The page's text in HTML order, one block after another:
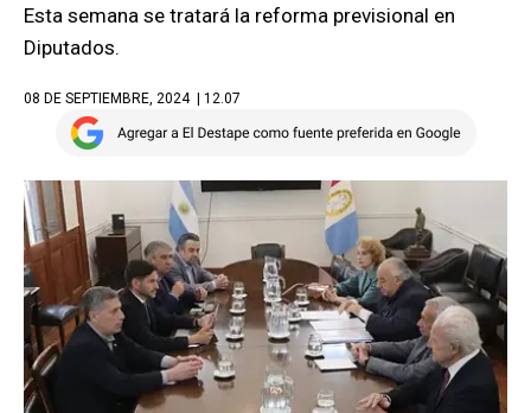
Esta semana se tratará la reforma previsional en
Diputados.
08 DE SEPTIEMBRE, 2024 | 12.07